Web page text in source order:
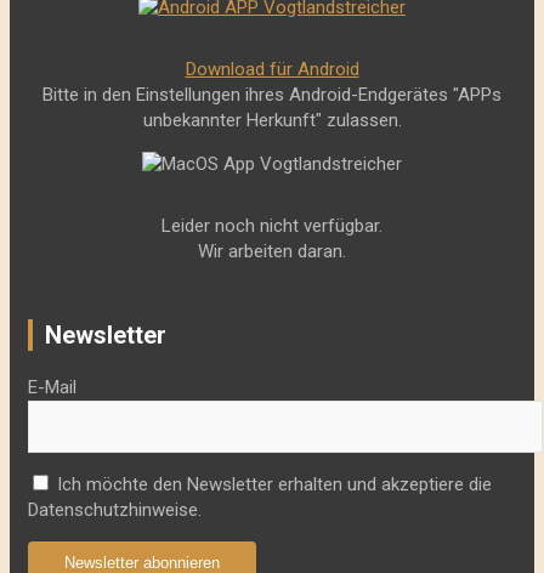
Download für Android
Bitte in den Einstellungen ihres Android-Endgerätes "APPs
unbekannter Herkunft" zulassen.
Leider noch nicht verfügbar.
Wir arbeiten daran.
Newsletter
E-Mail
Ich möchte den Newsletter erhalten und akzeptiere die
Datenschutzhinweise.
Newsletter abonnieren